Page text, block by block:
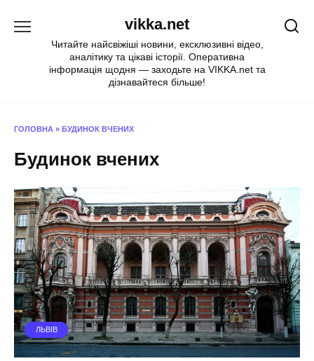
vikka.net
Читайте найсвіжіші новини, ексклюзивні відео,
аналітику та цікаві історії. Оперативна
інформація щодня — заходьте на VIKKA.net та
дізнавайтеся більше!
ГОЛОВНА » БУДИНОК ВЧЕНИХ
Будинок вчених
ЛЬВІВ